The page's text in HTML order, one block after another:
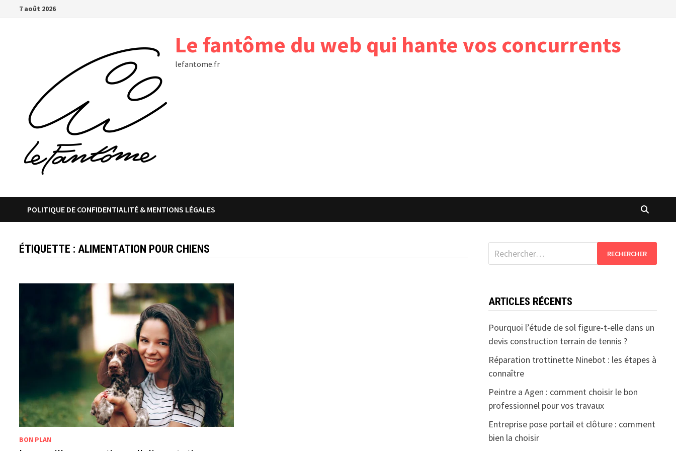
Passer7 août 2026
Le fantôme du web qui hante vos concurrents
lefantome.fr
POLITIQUE DE CONFIDENTIALITÉ & MENTIONS LÉGALES
ÉTIQUETTE :ALIMENTATION POUR CHIENS
BON PLAN
Rechercher :
ARTICLES RÉCENTS
Pourquoi l’étude de sol figure-t-elle dans un
devis construction terrain de tennis ?
Réparation trottinette Ninebot : les étapes à
connaître
Peintre a Agen : comment choisir le bon
professionnel pour vos travaux
Entreprise pose portail et clôture : comment
bien la choisir